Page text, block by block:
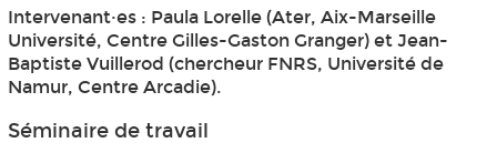
Intervenant·es : Paula Lorelle (Ater, Aix-Marseille
Université, Centre Gilles-Gaston Granger) et Jean-
Baptiste Vuillerod (chercheur FNRS, Université de
Namur, Centre Arcadie).
Séminaire de travail